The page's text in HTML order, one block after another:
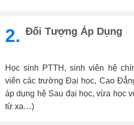
2. Đối Tượng Áp Dụng
Học sinh PTTH, sinh viên hệ
viên các trường Đại học, Cao
áp dụng hệ Sau đại học, vừa học
từ xa…)